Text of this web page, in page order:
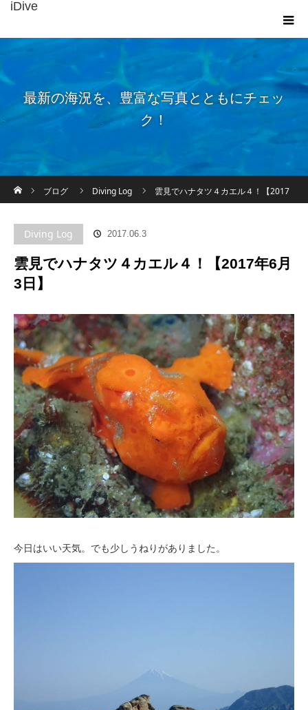
iDive
最新の海況を、豊富な写真とともにチェッ
ク！
ブログ
Diving Log 雲見でハナタツ４カエル４！【2017
Diving Log 2017.06.3
雲見でハナタツ４カエル４！【2017年6月
3日】
今日はいい天気。でも少しうねりがありました。